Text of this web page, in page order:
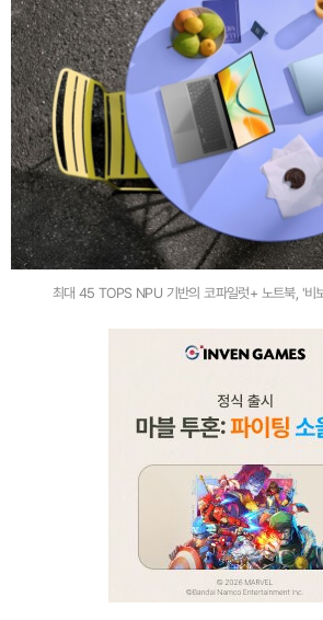
최대 45 TOPS NPU 기반의 코파일럿+ 노트북, '